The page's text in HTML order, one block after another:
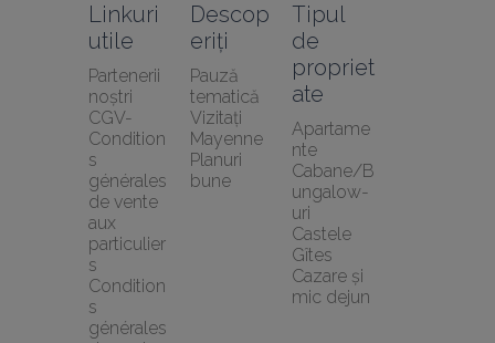
Linkuri
utile
Partenerii
noștri
CGV-
Condition
s
générales
de vente
aux
particulier
s
Condition
s
générales
Descop
eriți
Pauză
tematică
Vizitați
Mayenne
Planuri
bune
Tipul
de
propriet
ate
Apartame
nte
Cabane/B
ungalow-
uri
Castele
Gîtes
Cazare și
mic dejun